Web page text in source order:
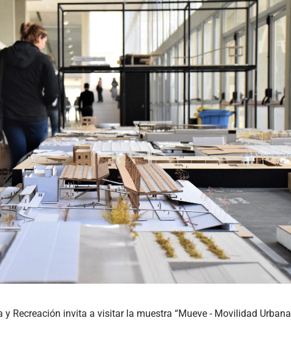
Recreación invita a visitar la muestra “Mueve - Movilidad Urbana